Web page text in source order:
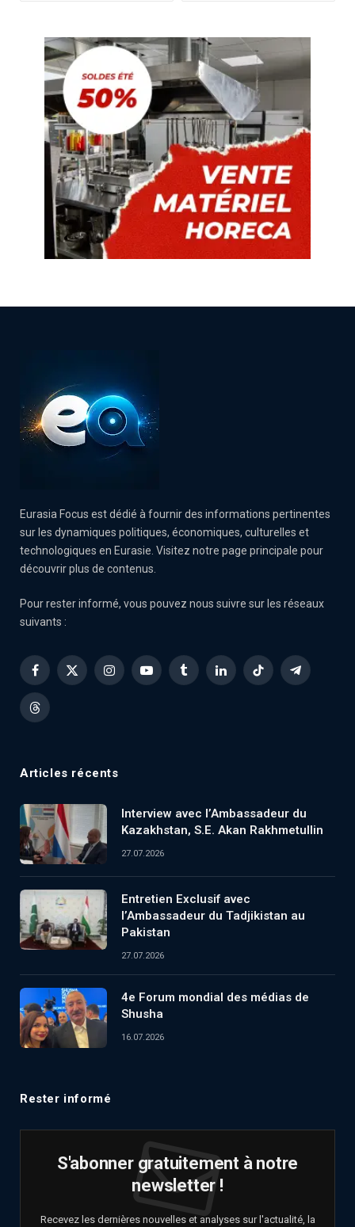
Eurasia Focus est dédié à fournir des informations pertinentes
sur les dynamiques politiques, économiques, culturelles et
technologiques en Eurasie. Visitez notre page principale pour
découvrir plus de contenus.
Pour rester informé, vous pouvez nous suivre sur les réseaux
suivants :
Facebook
X
InstagramYouTubeTumblrLinkedInTikTok Telegram
Threads
Articles récents
Interview avec l’Ambassadeur du
Kazakhstan, S.E. Akan Rakhmetullin
27.07.2026
Entretien Exclusif avec
l’Ambassadeur du Tadjikistan au
Pakistan
27.07.2026
4e Forum mondial des médias de
Shusha
16.07.2026
Rester informé
S'abonner gratuitement à notre
newsletter !
Recevez les dernières nouvelles et analyses sur l'actualité, la